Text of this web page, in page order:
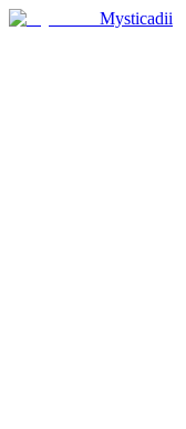
Mysticadii